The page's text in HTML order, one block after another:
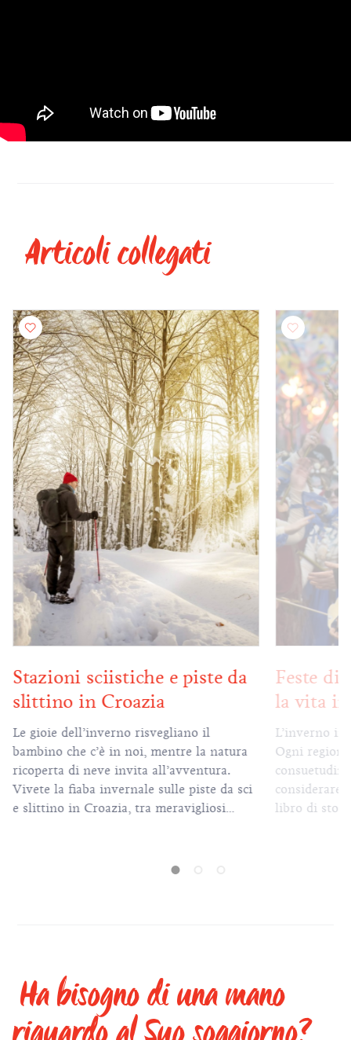
Articoli collegati
da
il
la natura
da sci
Feste di carnevale in Croazia:
la vita in maschera
L’inverno in Croazia è tempo di carnevale.
Ogni regione coccola con amore le proprie
consuetudini e tradizioni. Possiamo
considerare il carnevale anche come un
libro di storia animato che ci mostra tutta
ci diverte col ballo in maschera. Le feste di
Ha bisogno di una mano